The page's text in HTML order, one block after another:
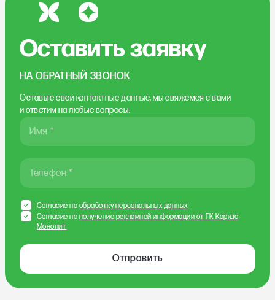
Оставить заявку
НА ОБРАТНЫЙ ЗВОНОК
Оставьте свои контактные данные, мы свяжемсяс вами
и ответим на любые вопросы.
Имя *
Телефон *
Отправить
Согласие на обработку персональных данных
Согласие на получение рекламной информации от ГК Каркас
Монолит